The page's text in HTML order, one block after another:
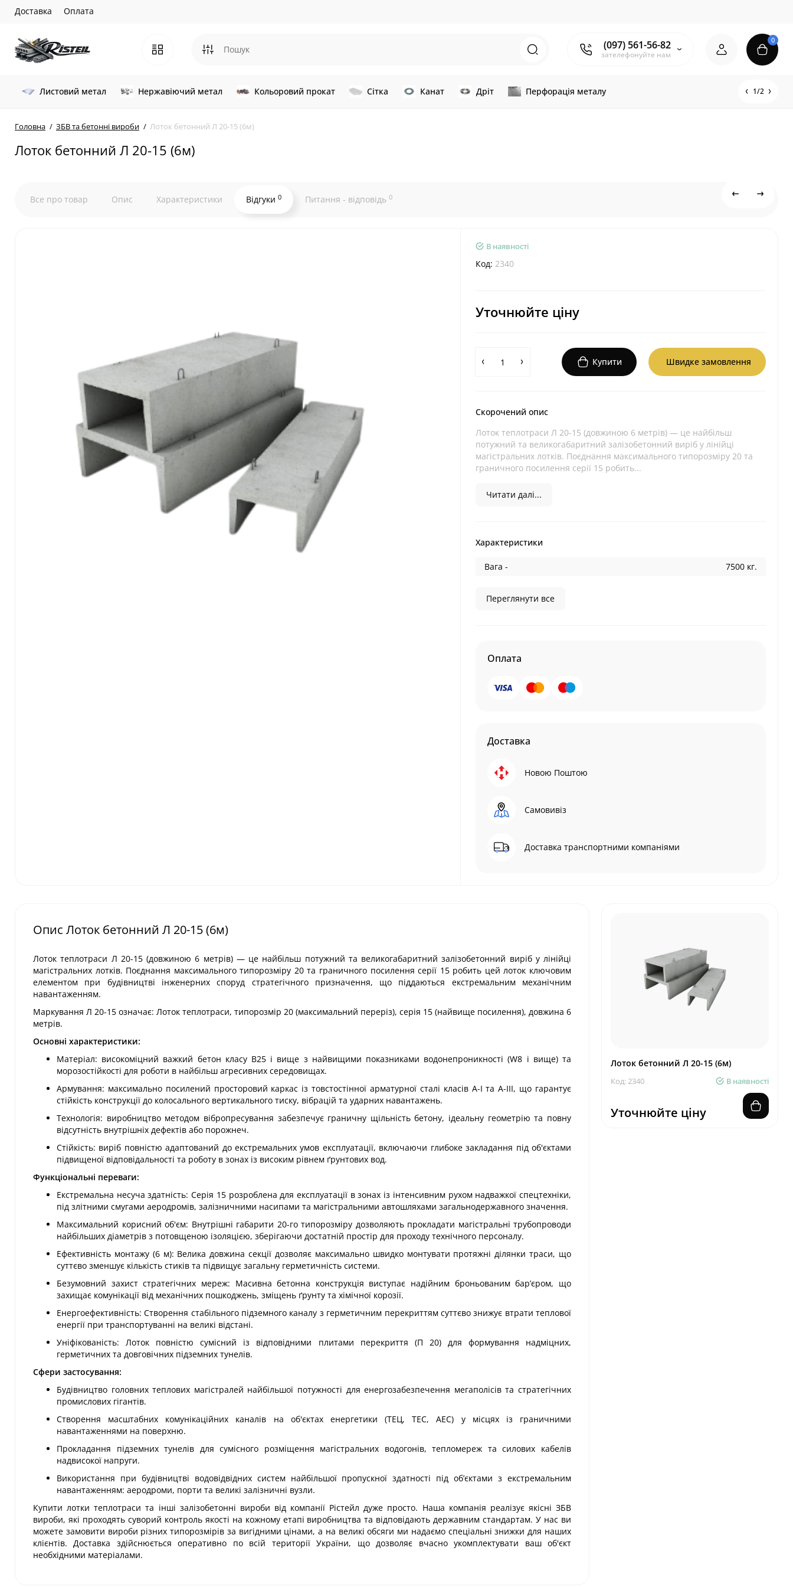
Доставка Оплата
(097) 561-56-82
зателефонуйте нам
0
Листовий метал Нержавіючий метал Кольоровий прокат Сітка Канат Дріт Перфорація металу 1/2
Головна ЗБВ та бетонні вироби Лоток бетонний Л 20-15 (6м)
Лоток бетонний Л 20-15 (6м)
Все про товар Опис Характеристики Відгуки 0 Питання - відповідь 0
В наявності
Код: 2340
Уточнюйте ціну
Купити Швидке замовлення
Скорочений опис
Лоток теплотраси Л 20-15 (довжиною 6 метрів) — це найбільш
потужний та великогабаритний залізобетонний виріб у лінійці
магістральних лотків. Поєднання максимального типорозміру 20 та
граничного посилення серії 15 робить...
Читати далі...
Характеристики
Вага - 7500 кг.
Переглянути все
Оплата
Доставка
Новою Поштою
Самовивіз
Доставка транспортними компаніями
Опис Лоток бетонний Л 20-15 (6м)
Лоток теплотраси Л 20-15 (довжиною 6 метрів) — це найбільш потужний та великогабаритний залізобетонний виріб у лінійці
магістральних лотків. Поєднання максимального типорозміру 20 та граничного посилення серії 15 робить цей лоток ключовим
елементом при будівництві інженерних споруд стратегічного призначення, що піддаються екстремальним механічним
навантаженням.
Маркування Л 20-15 означає: Лоток теплотраси, типорозмір 20 (максимальний переріз), серія 15 (найвище посилення), довжина 6
метрів.
Основні характеристики:
Матеріал: високоміцний важкий бетон класу В25 і вище з найвищими показниками водонепроникності (W8 і вище) та
морозостійкості для роботи в найбільш агресивних середовищах.
Армування: максимально посилений просторовий каркас із товстостінної арматурної сталі класів А-I та А-III, що гарантує
стійкість конструкції до колосального вертикального тиску, вібрацій та ударних навантажень.
Технологія: виробництво методом вібропресування забезпечує граничну щільність бетону, ідеальну геометрію та повну
відсутність внутрішніх дефектів або порожнеч.
Стійкість: виріб повністю адаптований до екстремальних умов експлуатації, включаючи глибоке закладання під об'єктами
підвищеної відповідальності та роботу в зонах із високим рівнем ґрунтових вод.
Функціональні переваги:
Екстремальна несуча здатність: Серія 15 розроблена для експлуатації в зонах із інтенсивним рухом надважкої спецтехніки,
під злітними смугами аеродромів, залізничними насипами та магістральними автошляхами загальнодержавного значення.
Максимальний корисний об'єм: Внутрішні габарити 20-го типорозміру дозволяють прокладати магістральні трубопроводи
найбільших діаметрів з потовщеною ізоляцією, зберігаючи достатній простір для проходу технічного персоналу.
Ефективність монтажу (6 м): Велика довжина секції дозволяє максимально швидко монтувати протяжні ділянки траси, що
суттєво зменшує кількість стиків та підвищує загальну герметичність системи.
Безумовний захист стратегічних мереж: Масивна бетонна конструкція виступає надійним броньованим бар’єром, що
захищає комунікації від механічних пошкоджень, зміщень ґрунту та хімічної корозії.
Енергоефективність: Створення стабільного підземного каналу з герметичним перекриттям суттєво знижує втрати теплової
енергії при транспортуванні на великі відстані.
Уніфікованість: Лоток повністю сумісний із відповідними плитами перекриття (П 20) для формування надміцних,
герметичних та довговічних підземних тунелів.
Сфери застосування:
Будівництво головних теплових магістралей найбільшої потужності для енергозабезпечення мегаполісів та стратегічних
промислових гігантів.
Створення масштабних комунікаційних каналів на об'єктах енергетики (ТЕЦ, ТЕС, АЕС) у місцях із граничними
навантаженнями на поверхню.
Прокладання підземних тунелів для сумісного розміщення магістральних водогонів, тепломереж та силових кабелів
надвисокої напруги.
Використання при будівництві водовідвідних систем найбільшої пропускної здатності під об’єктами з екстремальним
навантаженням: аеродроми, порти та великі залізничні вузли.
Купити лотки теплотраси та інші залізобетонні вироби від компанії Рістейл дуже просто. Наша компанія реалізує якісні ЗБВ
вироби, які проходять суворий контроль якості на кожному етапі виробництва та відповідають державним стандартам. У нас ви
можете замовити вироби різних типорозмірів за вигідними цінами, а на великі обсяги ми надаємо спеціальні знижки для наших
клієнтів. Доставка здійснюється оперативно по всій території України, що дозволяє вчасно укомплектувати ваш об'єкт
необхідними матеріалами.
Лоток бетонний Л 20-15 (6м)
Код: 2340 В наявності
Уточнюйте ціну